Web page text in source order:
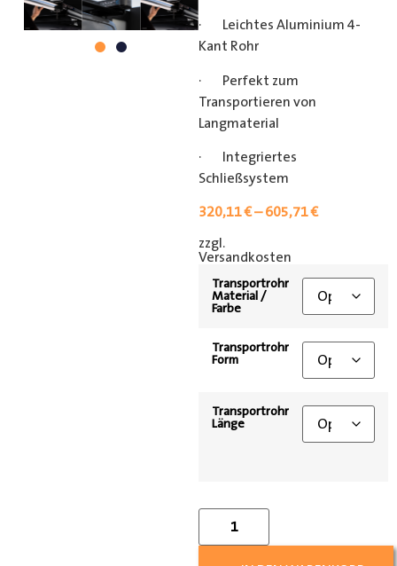
· Leichtes Aluminium 4-
Kant Rohr
· Perfekt zum
Transportieren von
Langmaterial
· Integriertes
Schließsystem
320,11€–605,71€
zzgl.
Versandkosten
Transportrohr
Material /
Farbe
Transportrohr
Form
Transportrohr
Länge